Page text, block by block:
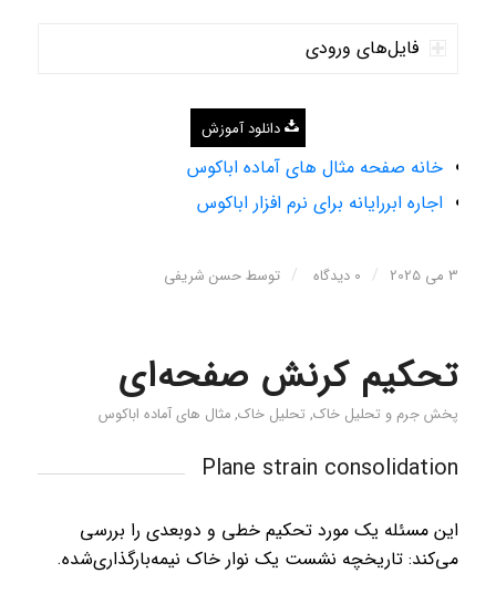
فایل‌های ورودی
دانلود آموزش
خانه صفحه مثال های آماده اباکوس
اجاره ابررایانه برای نرم افزار اباکوس
3 می 2025 / 0 دیدگاه / توسطحسن شریفی
تحکیم کرنش صفحه‌ای
پخش جرم و تحلیل خاک, تحلیل خاک, مثال های آماده اباکوس
Plane strain consolidation
این مسئله یک مورد تحکیم خطی و دوبعدی را بررسی
می‌کند: تاریخچه نشست یک نوار خاک نیمه‌بارگذاری‌شده.